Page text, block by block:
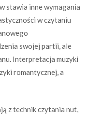
stawia inne wymagania
w czytaniu
swojej partii, ale
Interpretacja muzyki
romantycznej, a
z technik czytania nut,